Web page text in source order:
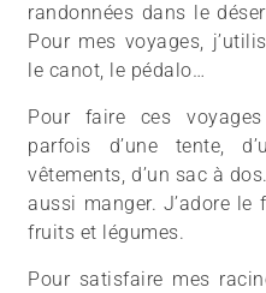
randonnées dans le
Pour mes voyages,
le canot, le pédalo…
Pour faire ces
parfois d’une tente,
vêtements, d’un sac à
aussi manger. J’adore
fruits et légumes.
Pour satisfaire mes